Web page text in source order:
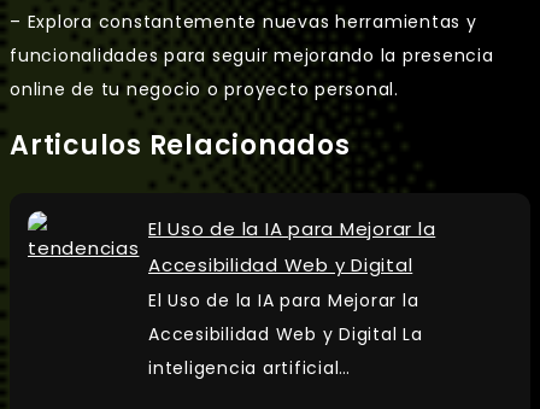
– Explora constantemente nuevas herramientas y
funcionalidades para seguir mejorando la presencia
online de tu negocio o proyecto personal.
Articulos Relacionados
El Uso de la IA para Mejorar la
Accesibilidad Web y Digital
El Uso de la IA para Mejorar la
Accesibilidad Web y Digital La
inteligencia artificial…